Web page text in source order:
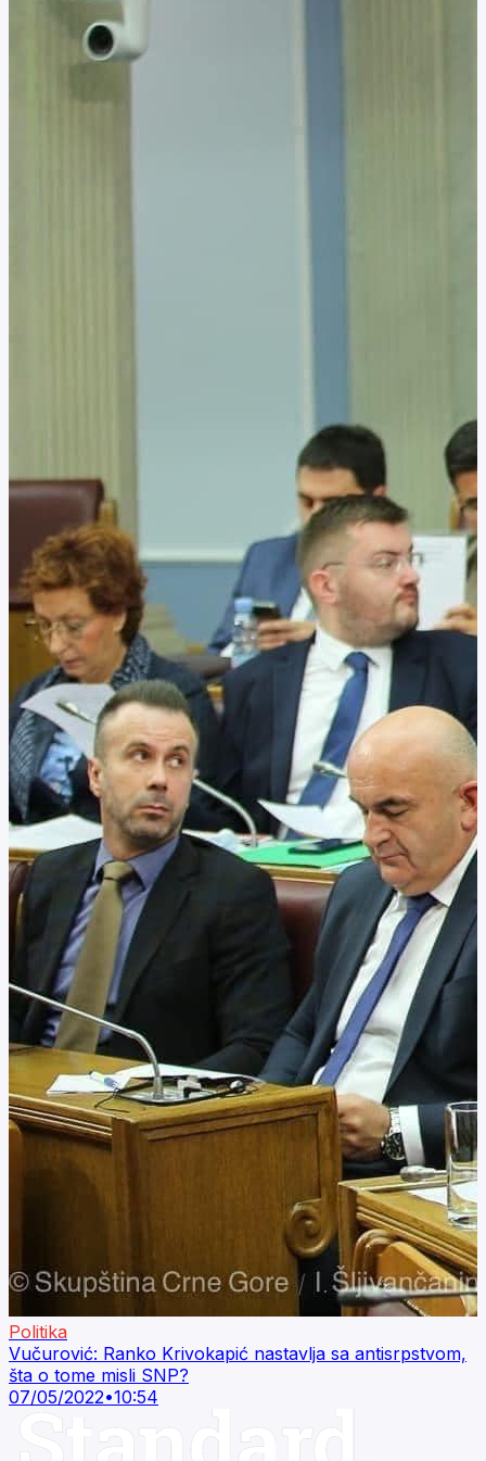
Politika
Vučurović: Ranko Krivokapić nastavlja sa antisrpstvom,
šta o tome misli SNP?
07/05/2022•10:54